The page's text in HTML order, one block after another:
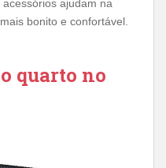
ajudam na
bonito e confortável.
quarto no